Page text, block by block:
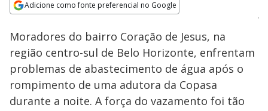
Adicione como fonte preferencial no Google
Ativar
Moradores do bairro Coração de Jesus, na
região centro-sul de Belo Horizonte, enfrentam
problemas de abastecimento de água após o
rompimento de uma adutora da Copasa
durante a noite. A força do vazamento foi tão